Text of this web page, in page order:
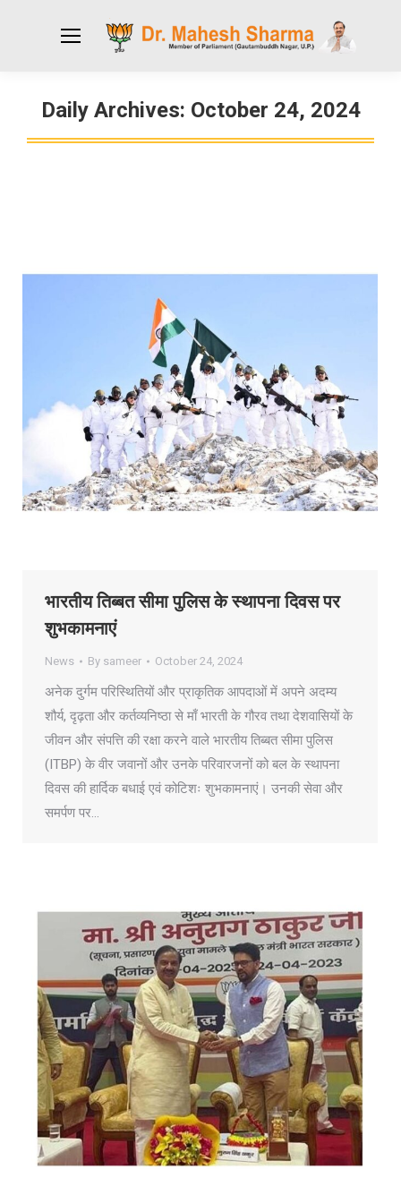
Daily Archives: October 24, 2024
You are here:
भारतीय तिब्बत सीमा पुलिस के स्थापना दिवस पर
शुभकामनाएं
News By sameer October 24, 2024
अनेक दुर्गम परिस्थितियों और प्राकृतिक आपदाओं में अपने अदम्य
शौर्य, दृढ़ता और कर्तव्यनिष्ठा से माँ भारती के गौरव तथा देशवासियों के
जीवन और संपत्ति की रक्षा करने वाले भारतीय तिब्बत सीमा पुलिस
(ITBP) के वीर जवानों और उनके परिवारजनों को बल के स्थापना
दिवस की हार्दिक बधाई एवं कोटिशः शुभकामनाएं। उनकी सेवा और
समर्पण पर…